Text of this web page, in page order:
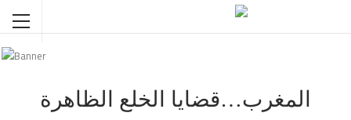
المغرب…قضايا الخلع الظاهرة